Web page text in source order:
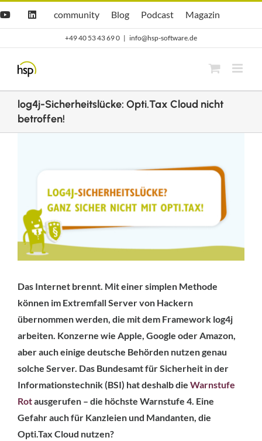
YouTubeLinkedIn
Hsp
community
community
hsp
Blog
Blog Opti.Cast
Podcast Opti.Mag
Magazin
+49 40 53 43 69 0 | info@hsp-software.de
log4j-Sicherheitslücke: Opti.Tax Cloud nicht
betroffen!
Das Internet brennt. Mit einer simplen Methode
können im Extremfall Server von Hackern
übernommen werden, die mit dem Framework log4j
arbeiten. Konzerne wie Apple, Google oder Amazon,
aber auch einige deutsche Behörden nutzen genau
solche Server. Das Bundesamt für Sicherheit in der
Informationstechnik (BSI) hat deshalb die Warnstufe
Rotausgerufen – die höchste Warnstufe 4. Eine
Gefahr auch für Kanzleien und Mandanten, die
Opti.Tax Cloud nutzen?